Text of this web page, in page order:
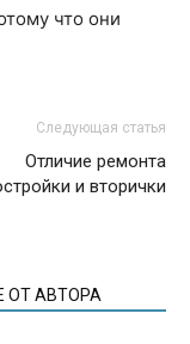
что они
Следующая статья
Отличие ремонта
и вторички
ОТ АВТОРА